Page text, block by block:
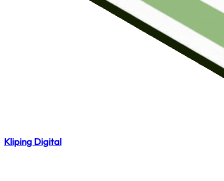
Kliping Digital